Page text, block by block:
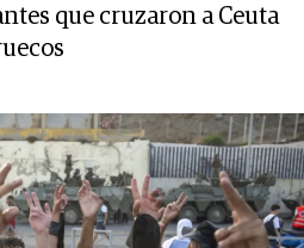
que cruzaron a Ceuta